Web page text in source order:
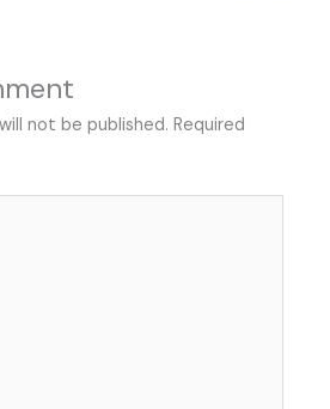
not be published. Required